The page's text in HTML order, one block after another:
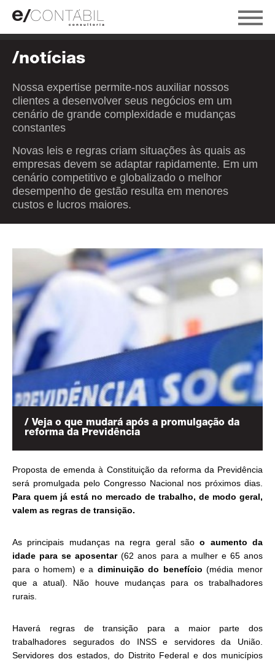
/notícias
Nossa expertise permite-nos auxiliar nossos
clientes a desenvolver seus negócios em um
cenário de grande complexidade e mudanças
constantes
Novas leis e regras criam situações às quais as
empresas devem se adaptar rapidamente. Em um
cenário competitivo e globalizado o melhor
desempenho de gestão resulta em menores
custos e lucros maiores.
/ Veja o que mudará após a promulgação da
reforma da Previdência
Proposta de emenda à Constituição da reforma da Previdência
será promulgada pelo Congresso Nacional nos próximos dias.
Para quem já está no mercado de trabalho, de modo geral,
valem as regras de transição.
As principais mudanças na regra geral sãoo aumento da
idade para se aposentar(62 anos para a mulher e 65 anos
para o homem) e a diminuição do benefício (média menor
que a atual). Não houve mudanças para os trabalhadores
rurais.
Haverá regras de transição para a maior parte dos
trabalhadores segurados do INSS e servidores da União.
Servidores dos estados, do Distrito Federal e dos municípios